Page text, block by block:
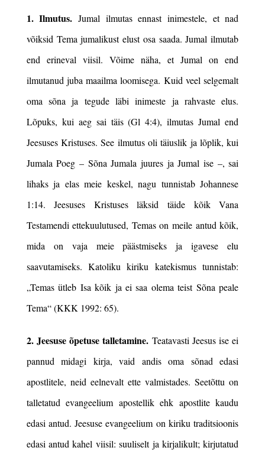
1. Ilmutus. Jumal ilmutas ennast inimestele, et nad
võiksid Tema jumalikust elust osa saada. Jumal ilmutab
end erineval viisil. Võime näha, et Jumal on end
ilmutanud juba maailma loomisega. Kuid veel selgemalt
oma sõna ja tegude läbi inimeste ja rahvaste elus.
Lõpuks, kui aeg sai täis (Gl 4:4), ilmutas Jumal end
Jeesuses Kristuses. See ilmutus oli täiuslik ja lõplik, kui
Jumala Poeg – Sõna Jumala juures ja Jumal ise –, sai
lihaks ja elas meie keskel, nagu tunnistab Johannese
1:14. Jeesuses Kristuses läksid täide kõik Vana
Testamendi ettekuulutused, Temas on meile antud kõik,
mida on vaja meie päästmiseks ja igavese elu
saavutamiseks. Katoliku kiriku katekismus tunnistab:
„Temas ütleb Isa kõik ja ei saa olema teist Sõna peale
Tema“ (KKK 1992: 65).
2. Jeesuse õpetuse talletamine. Teatavasti Jeesus ise ei
pannud midagi kirja, vaid andis oma sõnad edasi
apostlitele, neid eelnevalt ette valmistades. Seetõttu on
talletatud evangeelium apostellik ehk apostlite kaudu
edasi antud. Jeesuse evangeelium on kiriku traditsioonis
edasi antud kahel viisil: suuliselt ja kirjalikult; kirjutatud